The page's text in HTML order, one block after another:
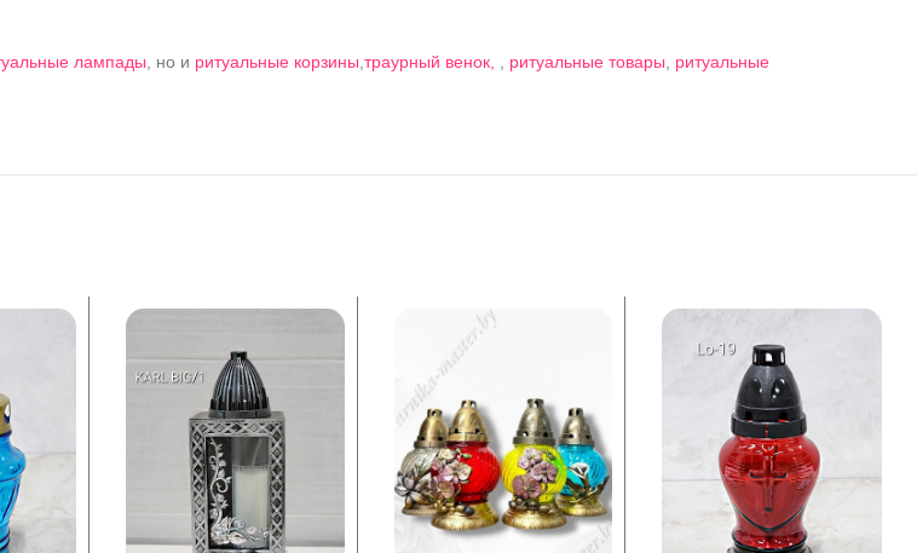
лампады , но и ритуальные корзины траурный венок, ритуальные товары
ритуальные